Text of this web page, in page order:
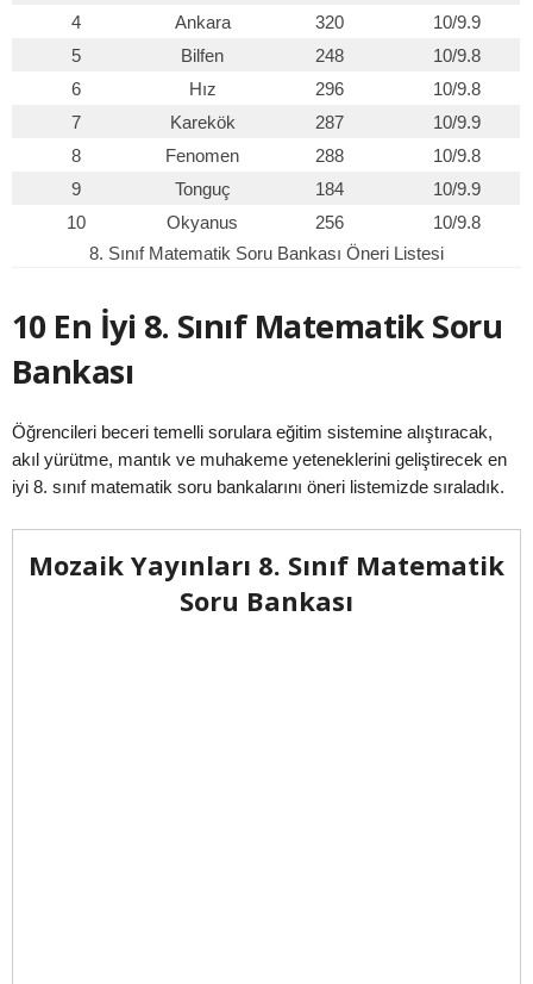
4
Ankara 320
10/9.9
5
Bilfen 248
10/9.8
6
Hız 296
10/9.8
7
Karekök 287
10/9.9
8
Fenomen 288
10/9.8
9
Tonguç 184
10/9.9
10
Okyanus 256
10/9.8
8. Sınıf Matematik Soru Bankası Öneri Listesi
10 En İyi 8. Sınıf Matematik Soru
Bankası
Öğrencileri beceri temelli sorulara eğitim sistemine alıştıracak,
akıl yürütme, mantık ve muhakeme yeteneklerini geliştirecek en
iyi 8. sınıf matematik soru bankalarını öneri listemizde sıraladık.
Mozaik Yayınları 8. Sınıf Matematik
Soru Bankası